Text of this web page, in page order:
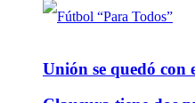
Unión se quedó con